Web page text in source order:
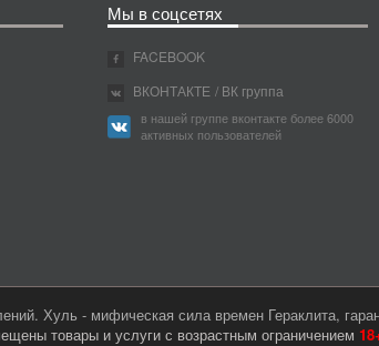
Мы в соцсетях
FACEBOOK
ВКОНТАКТЕ / ВК группа
в нашей группе вконтакте более 6000
активных пользователей
Хуль - мифическая сила времен Гераклита,
товары и услуги с возрастным ограничением